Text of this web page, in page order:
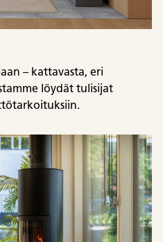
– kattavasta, eri
löydät tuli­sijat